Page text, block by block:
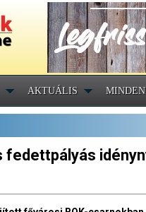
AKTUÁLIS
fedettpályás